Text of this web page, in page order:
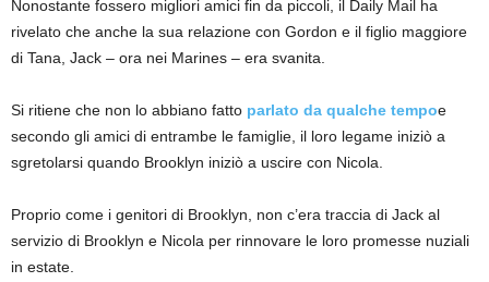
Nonostante fossero migliori amici fin da piccoli, il Daily Mail ha
rivelato che anche la sua relazione con Gordon e il figlio maggiore
di Tana, Jack – ora nei Marines – era svanita.
Si ritiene che non lo abbiano fatto parlato da qualche tempoe
secondo gli amici di entrambe le famiglie, il loro legame iniziò a
sgretolarsi quando Brooklyn iniziò a uscire con Nicola.
Proprio come i genitori di Brooklyn, non c’era traccia di Jack al
servizio di Brooklyn e Nicola per rinnovare le loro promesse nuziali
in estate.